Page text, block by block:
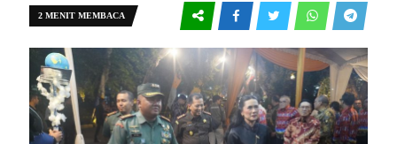
2 MENIT MEMBACA